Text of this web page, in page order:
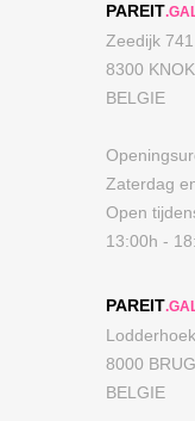
PAREIT
Zeedijk 741
8300
BELGIE
Zaterdag
Open
13:00h -
PAREIT
8000
BELGIE